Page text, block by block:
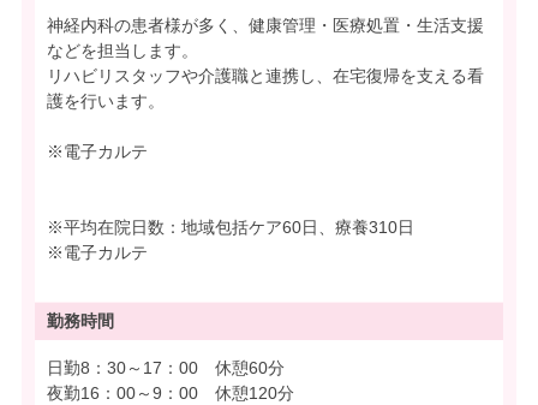
神経内科の患者様が多く、健康管理・医療処置・生活支援
などを担当します。
リハビリスタッフや介護職と連携し、在宅復帰を支える看
護を行います。
※電子カルテ
※平均在院日数：地域包括ケア60日、療養310日
※電子カルテ
勤務時間
日勤8：30～17：00 休憩60分
夜勤16：00～9：00 休憩120分